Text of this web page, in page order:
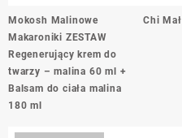
Nawigacja
wpisu
Mokosh Malinowe
Makaroniki ZESTAW
Regenerujący krem do
twarzy – malina 60 ml +
Balsam do ciała malina
180 ml
Chi